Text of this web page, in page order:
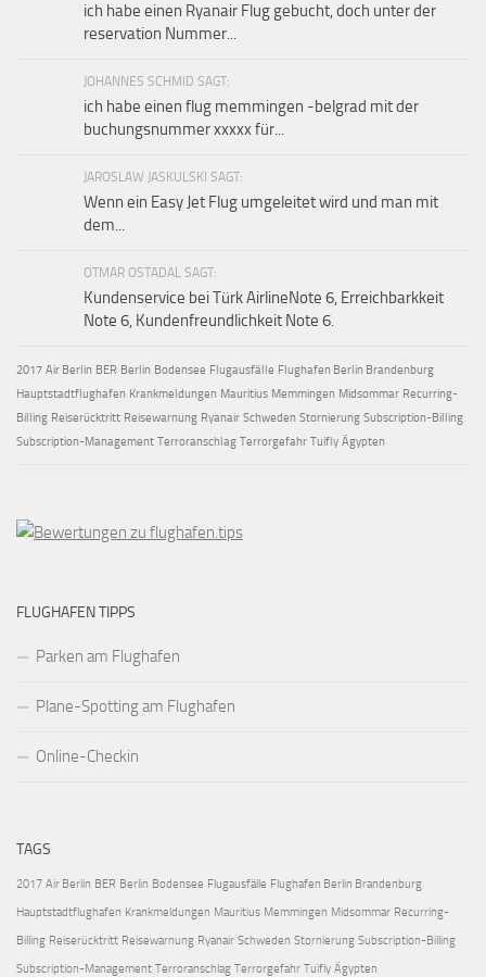
ich habe einen Ryanair Flug gebucht, doch unter der
reservation Nummer...
JOHANNES SCHMID SAGT:
ich habe einen flug memmingen -belgrad mit der
buchungsnummer xxxxx für...
JAROSLAW JASKULSKI SAGT:
Wenn ein Easy Jet Flug umgeleitet wird und man mit
dem...
OTMAR OSTADAL SAGT:
Kundenservice bei Türk AirlineNote 6, Erreichbarkkeit
Note 6, Kundenfreundlichkeit Note 6.
2017 Air Berlin BER Berlin Bodensee Flugausfälle Flughafen Berlin Brandenburg
Hauptstadtflughafen Krankmeldungen Mauritius Memmingen Midsommar Recurring-
Billing Reiserücktritt Reisewarnung Ryanair Schweden Stornierung Subscription-Billing
Subscription-Management Terroranschlag Terrorgefahr Tuifly Ägypten
FLUGHAFEN TIPPS
Parken am Flughafen
Plane-Spotting am Flughafen
Online-Checkin
TAGS
2017 Air Berlin BER Berlin Bodensee Flugausfälle Flughafen Berlin Brandenburg
Hauptstadtflughafen Krankmeldungen Mauritius Memmingen Midsommar Recurring-
Billing Reiserücktritt Reisewarnung Ryanair Schweden Stornierung Subscription-Billing
Subscription-Management Terroranschlag Terrorgefahr Tuifly Ägypten